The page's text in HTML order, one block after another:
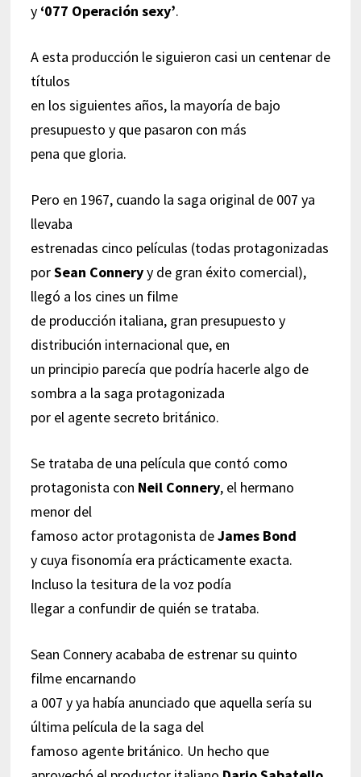
y ‘077 Operación sexy’.
A esta producción le siguieron casi un centenar de
títulos
en los siguientes años, la mayoría de bajo
presupuesto y que pasaron con más
pena que gloria.
Pero en 1967, cuando la saga original de 007 ya
llevaba
estrenadas cinco películas (todas protagonizadas
porSean Conneryy de gran éxito comercial),
llegó a los cines un filme
de producción italiana, gran presupuesto y
distribución internacional que, en
un principio parecía que podría hacerle algo de
sombra a la saga protagonizada
por el agente secreto británico.
Se trataba de una película que contó como
protagonista con Neil Connery, el hermano
menor del
famoso actor protagonista deJames Bond
y cuya fisonomía era prácticamente exacta.
Incluso la tesitura de la voz podía
llegar a confundir de quién se trataba.
Sean Connery acababa de estrenar su quinto
filme encarnando
a 007 y ya había anunciado que aquella sería su
última película de la saga del
famoso agente británico. Un hecho que